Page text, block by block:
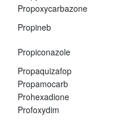
Propoxycarbazone
Propineb
Propiconazole
Propaquizafop
Propamocarb
Prohexadione
Profoxydim